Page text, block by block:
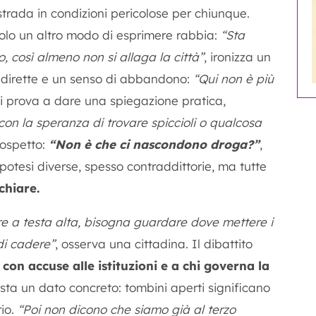
in condizioni pericolose per chiunque.
un altro modo di esprimere rabbia: “Sta
così almeno non si allaga la città”, ironizza un
e un senso di abbandono: “Qui non è più
prova a dare una spiegazione pratica,
la speranza di trovare spiccioli o qualcosa
“Non è che ci nascondono droga?”,
diverse, spesso contraddittorie, ma tutte
a testa alta, bisogna guardare dove mettere i
cadere”, osserva una cittadina. Il dibattito
accuse alle istituzioni e a chi governa la
un dato concreto: tombini aperti significano
“Poi non dicono che siamo già al terzo